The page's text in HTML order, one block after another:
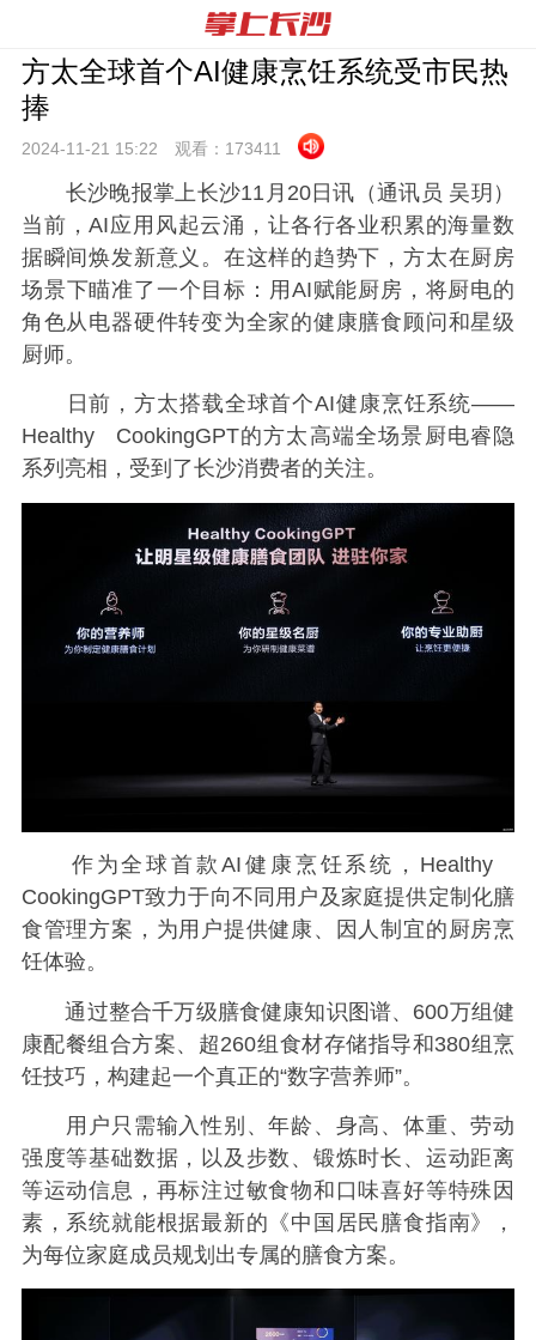
方太全球首个AI健康烹饪系统受市民热
捧
2024-11-21 15:22 观看： 173411
长沙晚报掌上长沙11月20日讯（通讯员 吴玥）
当前，AI应用风起云涌，让各行各业积累的海量数
据瞬间焕发新意义。在这样的趋势下，方太在厨房
场景下瞄准了一个目标：用AI赋能厨房，将厨电的
角色从电器硬件转变为全家的健康膳食顾问和星级
厨师。
日前，方太搭载全球首个AI健康烹饪系统——
Healthy CookingGPT的方太高端全场景厨电睿隐
系列亮相，受到了长沙消费者的关注。
作为全球首款AI健康烹饪系统，Healthy
CookingGPT致力于向不同用户及家庭提供定制化膳
食管理方案，为用户提供健康、因人制宜的厨房烹
饪体验。
通过整合千万级膳食健康知识图谱、600万组健
康配餐组合方案、超260组食材存储指导和380组烹
饪技巧，构建起一个真正的“数字营养师”。
用户只需输入性别、年龄、身高、体重、劳动
强度等基础数据，以及步数、锻炼时长、运动距离
等运动信息，再标注过敏食物和口味喜好等特殊因
素，系统就能根据最新的《中国居民膳食指南》，
为每位家庭成员规划出专属的膳食方案。